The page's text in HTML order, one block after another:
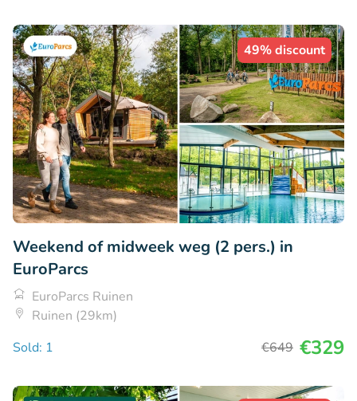
49% discount
Weekend of midweek weg (2 pers.) in
EuroParcs
EuroParcs Ruinen
Ruinen (29km)
Sold: 1
€649 €329